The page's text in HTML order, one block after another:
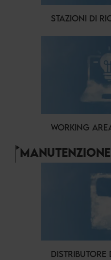
STAZIONI DI
WORKING
DISTRIBUTORE